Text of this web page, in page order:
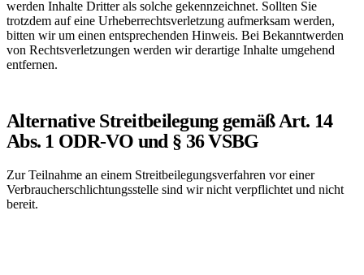
werden Inhalte Dritter als solche gekennzeichnet. Sollten Sie
trotzdem auf eine Urheberrechtsverletzung aufmerksam werden,
bitten wir um einen entsprechenden Hinweis. Bei Bekanntwerden
von Rechtsverletzungen werden wir derartige Inhalte umgehend
entfernen.
Alternative Streitbeilegung gemäß Art. 14
Abs. 1 ODR-VO und § 36 VSBG
Zur Teilnahme an einem Streitbeilegungsverfahren vor einer
Verbraucherschlichtungsstelle sind wir nicht verpflichtet und nicht
bereit.